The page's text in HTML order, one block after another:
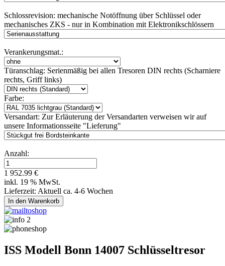
Schlossrevision: mechanische Notöffnung über Schlüssel oder
mechanisches ZKS - nur in Kombination mit Elektronikschlössern
Verankerungsmat.:
Türanschlag: Serienmäßig bei allen Tresoren DIN rechts (Scharniere
rechts, Griff links)
Farbe:
Versandart: Zur Erläuterung der Versandarten verweisen wir auf
unsere Informationsseite "Lieferung"
Anzahl:
1 952.99 €
inkl. 19 % MwSt.
Lieferzeit: Aktuell ca. 4-6 Wochen
ISS Modell Bonn 14007 Schlüsseltresor